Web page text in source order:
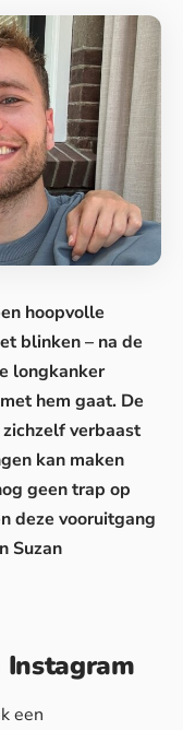
hoopvolle
blinken – na de
longkanker
hem gaat. De
verbaast
kan maken
geen trap op
deze vooruitgang
Suzan
Instagram
een